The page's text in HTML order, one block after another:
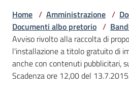
Amministrazione
Menu selezionato
Novità
Home / Amministrazione /
Documenti albo pretorio /
Avviso rivolto alla raccolta di
l'installazione a titolo gratuito di
anche con contenuti pubblicitari,
Scadenza ore 12,00 del